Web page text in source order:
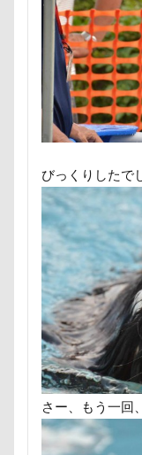
クールｘクール
クールミスト
クレアちゃん
ケルヒャー
クリエイタース
クラシックカー
クッキー君
コードレス掃除
コング
コ
コメちゃん
コトラくん
ケージ
ココナラ
ココちゃん
ケーヨーD2
びっくりしたで
さー、もう一回
寝相
寝床
富山湾
小
富士見町
富士急ハイラン
富士すばるラン
巾着田
川
嵐山渓谷
山梨市
小
山中湖
山
居酒屋
小
小芝風花
名前の由来
壁紙
壁
土田トレーナー
国営みちのく杜